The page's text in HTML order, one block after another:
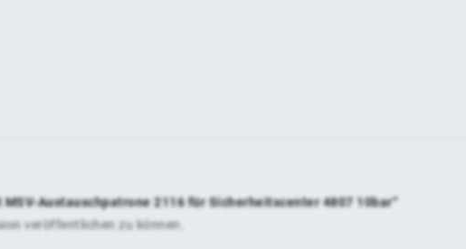
Austauschpatrone 2116 für Sicherheitscenter 4807 10bar“
veröffentlichen zu können.